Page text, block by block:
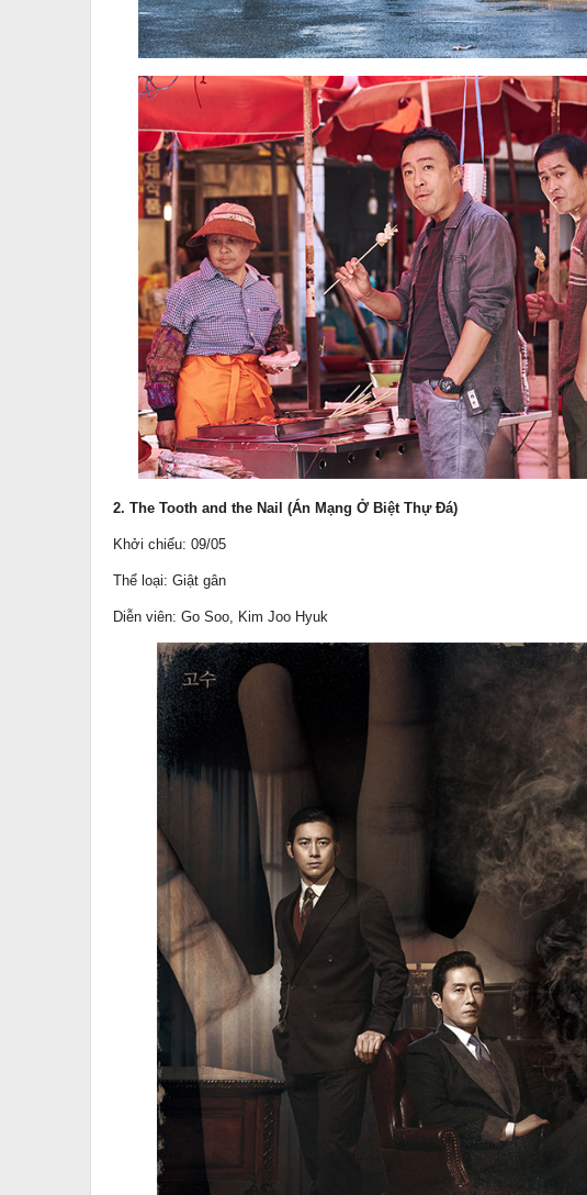
2. The Tooth and the Nail (Án Mạng Ở Biệt Thự Đá)
Khởi chiếu: 09/05
Thể loại: Giật gân
Diễn viên: Go Soo, Kim Joo Hyuk